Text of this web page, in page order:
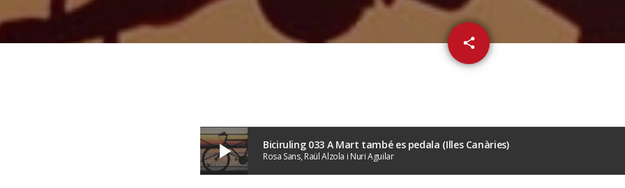
share
email
play_arrow Biciruling 033 A Mart també es pedala (Illes Canàries)
Rosa Sans, Raül Alzola i Nuri Aguilar